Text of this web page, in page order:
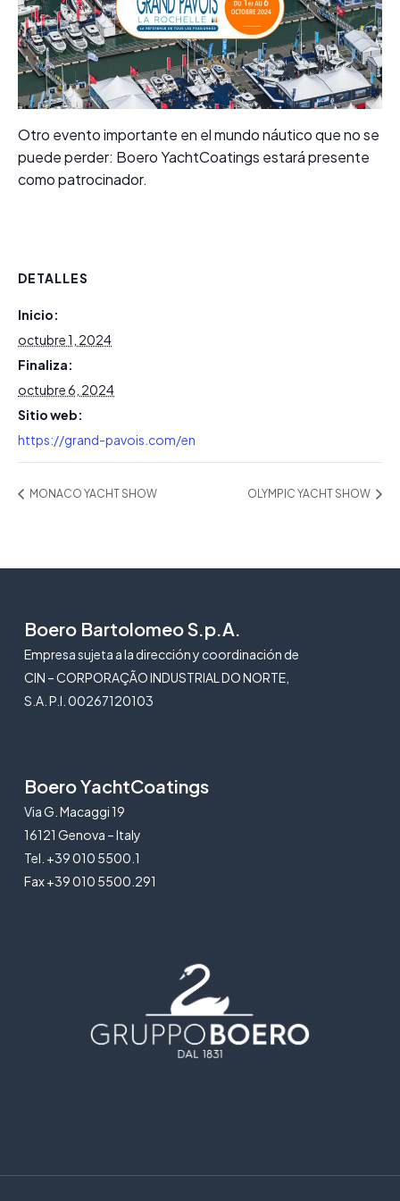
Otro evento importante en el mundo náutico que no se
puede perder: Boero YachtCoatings estará presente
como patrocinador.
DETALLES
Inicio:
octubre 1, 2024
Finaliza:
octubre 6, 2024
Sitio web:
https://grand-pavois.com/en
MONACO YACHT SHOW OLYMPIC YACHT SHOW
Boero Bartolomeo S.p.A.
Empresa sujeta a la dirección y coordinación de
CIN – CORPORAÇÃO INDUSTRIAL DO NORTE,
S.A. P.I. 00267120103
Boero YachtCoatings
Via G. Macaggi 19
16121 Genova – Italy
Tel. +39 010 5500.1
Fax +39 010 5500.291